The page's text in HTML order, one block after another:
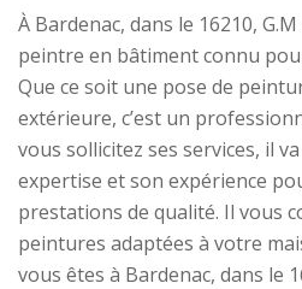
À Bardenac, dans le 16210,
peintre en bâtiment connu
Que ce soit une pose de
extérieure, c’est un
vous sollicitez ses services, il
expertise et son expérience
prestations de qualité. Il vous
peintures adaptées à votre
vous êtes à Bardenac, dans le